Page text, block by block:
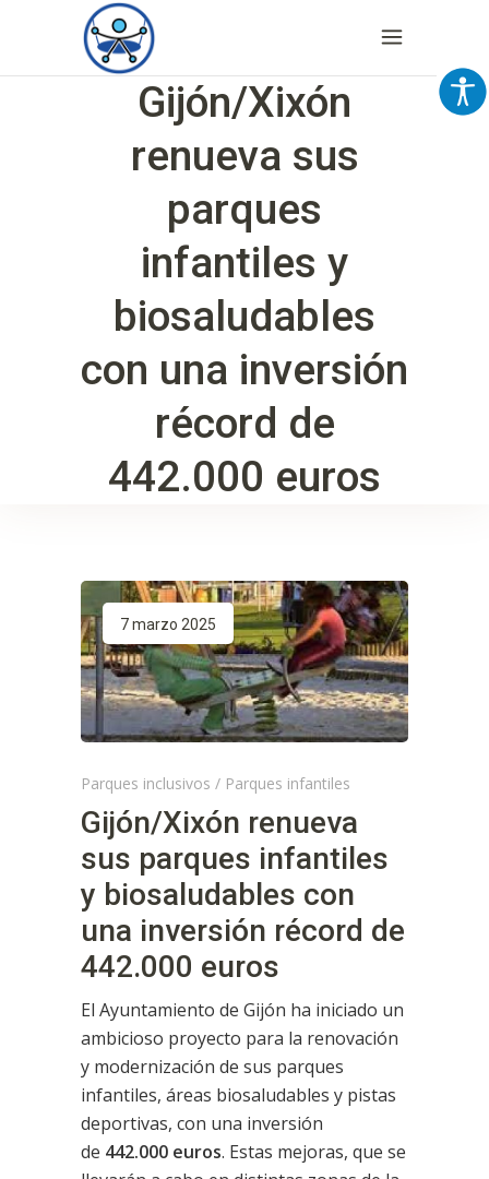
Gijón/Xixón
renueva sus
parques
infantiles y
biosaludables
con una inversión
récord de
442.000 euros
7 marzo 2025
Parques inclusivos / Parques infantiles
Gijón/Xixón renueva
sus parques infantiles
y biosaludables con
una inversión récord de
442.000 euros
El Ayuntamiento de Gijón ha iniciado un
ambicioso proyecto para la renovación
y modernización de sus parques
infantiles, áreas biosaludables y pistas
deportivas, con una inversión
de 442.000 euros. Estas mejoras, que se